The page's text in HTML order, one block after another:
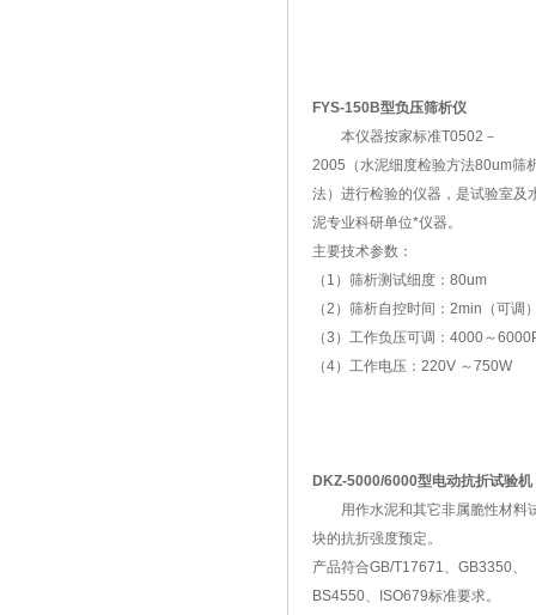
FYS-150B型负压筛析仪
本仪器按家标准T0502－
2005（水泥细度检验方法80um筛
法）进行检验的仪器，是试验室及
泥专业科研单位*仪器。
主要技术参数：
（1）筛析测试细度：80um
（2）筛析自控时间：2min（可调
（3）工作负压可调：4000～
（4）工作电压：220V ～750W
DKZ-5000/6000型电动抗折试验机
用作水泥和其它非属脆性材料
块的抗折强度预定。
产品符合GB/T17671、GB3350、
BS4550、ISO679标准要求。